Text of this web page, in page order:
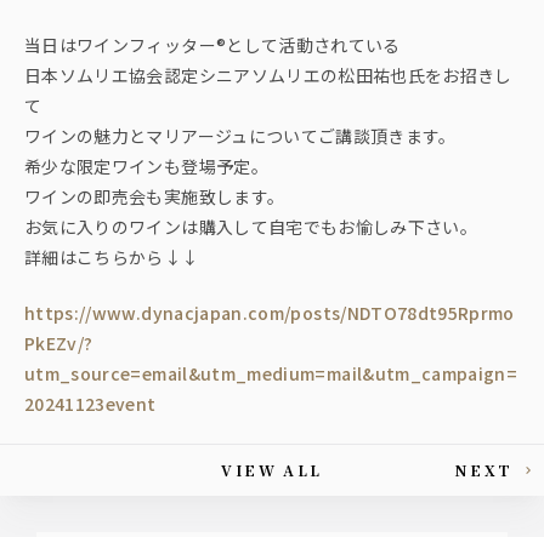
当日はワインフィッター®️として活動されている
日本ソムリエ協会認定シニアソムリエの松田祐也氏をお招きし
て
ワインの魅力とマリアージュについてご講談頂きます。
希少な限定ワインも登場予定。
ワインの即売会も実施致します。
お気に入りのワインは購入して自宅でもお愉しみ下さい。
詳細はこちらから↓↓
https://www.dynacjapan.com/posts/NDTO78dt95Rprmo
PkEZv/?
utm_source=email&utm_medium=mail&utm_campaign=
20241123event
VIEW ALL NEXT